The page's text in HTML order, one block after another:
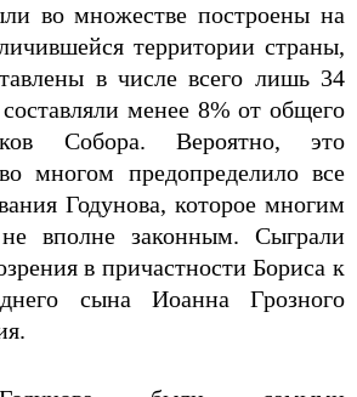
во множестве построены на
территории страны,
в числе всего лишь 34
менее 8% от общего
Собора. Вероятно, это
во многом предопределило все
Годунова, которое многим
не вполне законным. Сыграли
в причастности Бориса к
сына Иоанна Грозного